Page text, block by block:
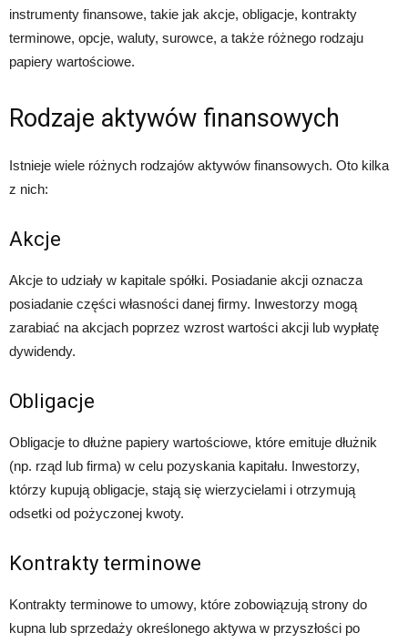
instrumenty finansowe, takie jak akcje, obligacje, kontrakty
terminowe, opcje, waluty, surowce, a także różnego rodzaju
papiery wartościowe.
Rodzaje aktywów finansowych
Istnieje wiele różnych rodzajów aktywów finansowych. Oto kilka
z nich:
Akcje
Akcje to udziały w kapitale spółki. Posiadanie akcji oznacza
posiadanie części własności danej firmy. Inwestorzy mogą
zarabiać na akcjach poprzez wzrost wartości akcji lub wypłatę
dywidendy.
Obligacje
Obligacje to dłużne papiery wartościowe, które emituje dłużnik
(np. rząd lub firma) w celu pozyskania kapitału. Inwestorzy,
którzy kupują obligacje, stają się wierzycielami i otrzymują
odsetki od pożyczonej kwoty.
Kontrakty terminowe
Kontrakty terminowe to umowy, które zobowiązują strony do
kupna lub sprzedaży określonego aktywa w przyszłości po